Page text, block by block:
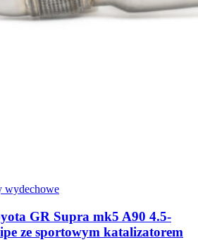
wydechowe
GR Supra mk5 A90 4.5-
ze sportowym katalizatorem